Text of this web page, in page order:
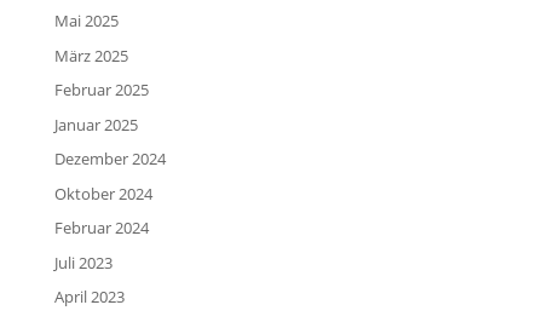
Mai 2025
März 2025
Februar 2025
Januar 2025
Dezember 2024
Oktober 2024
Februar 2024
Juli 2023
April 2023